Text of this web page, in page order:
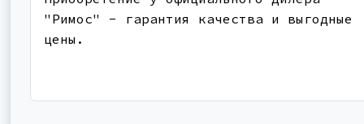
"Римос" - гарантия качества и выгодные
цены.